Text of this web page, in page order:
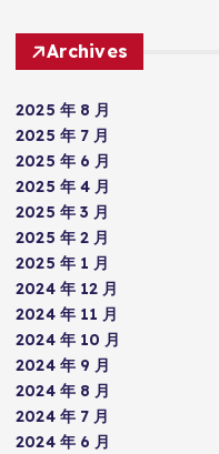
Archives
2025 年 8 月
2025 年 7 月
2025 年 6 月
2025 年 4 月
2025 年 3 月
2025 年 2 月
2025 年 1 月
2024 年 12 月
2024 年 11 月
2024 年 10 月
2024 年 9 月
2024 年 8 月
2024 年 7 月
2024 年 6 月